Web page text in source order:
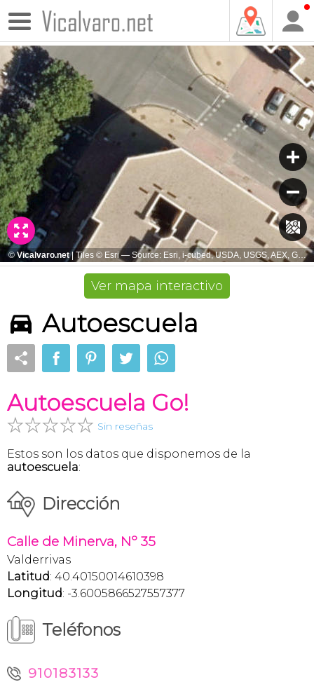
Ver mapa interactivo
Autoescuela
Autoescuela Go!
Sin reseñas
Estos son los datos que disponemos de la
autoescuela:
Dirección
Calle de Minerva, Nº 35
Valderrivas
Latitud: 40.40150014610398
Longitud: -3.6005866527557377
Teléfonos
910183133